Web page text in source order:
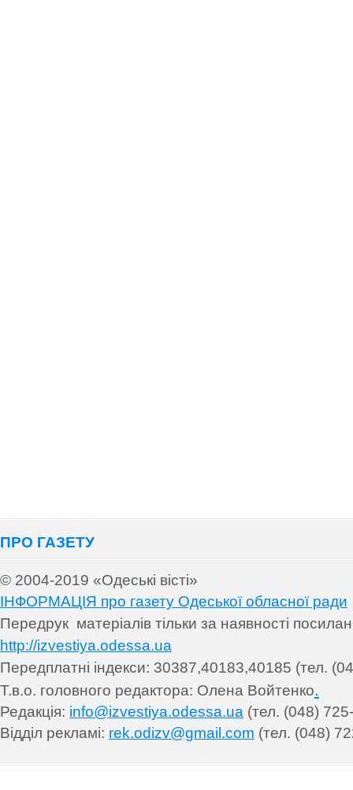
ПРО ГАЗЕТУ
© 2004-2019 «Одеські вісті»
ІНФОРМАЦІЯ про газету Одеської обласної ради
Передрук матеріалів тільки за наявності
http://izvestiya.odessa.ua
Передплатні індекси: 30387,40183,40185 (тел.
Т.в.о. головного редактора: Олена Войтенко.
Редакція: info@izvestiya.odessa.ua (тел. (048)
Відділ рекламі: rek.odizv@gmail.com (тел. (048)